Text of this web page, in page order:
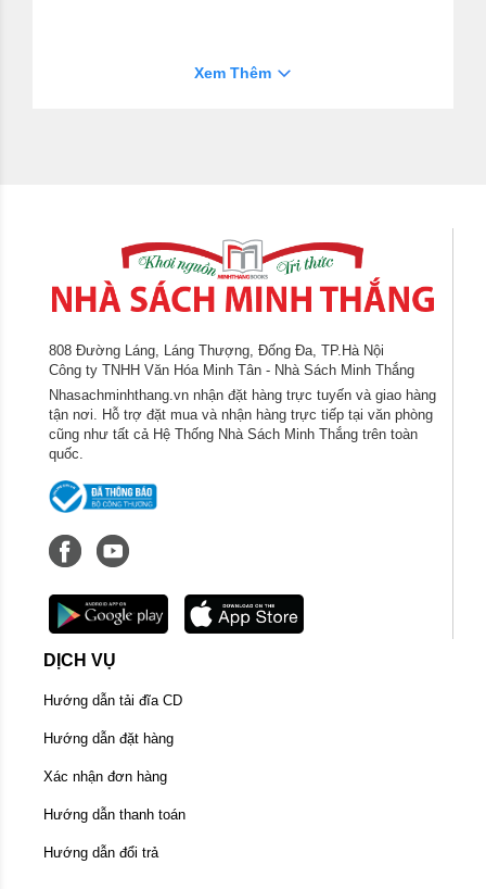
Xem Thêm
808 Đường Láng, Láng Thượng, Đống Đa, TP.Hà Nội
Công ty TNHH Văn Hóa Minh Tân - Nhà Sách Minh Thắng
Nhasachminhthang.vn nhận đặt hàng trực tuyến và giao hàng
tận nơi. Hỗ trợ đặt mua và nhận hàng trực tiếp tại văn phòng
cũng như tất cả Hệ Thống Nhà Sách Minh Thắng trên toàn
quốc.
DỊCH VỤ
Hướng dẫn tải đĩa CD
Hướng dẫn đặt hàng
Xác nhận đơn hàng
Hướng dẫn thanh toán
Hướng dẫn đổi trả